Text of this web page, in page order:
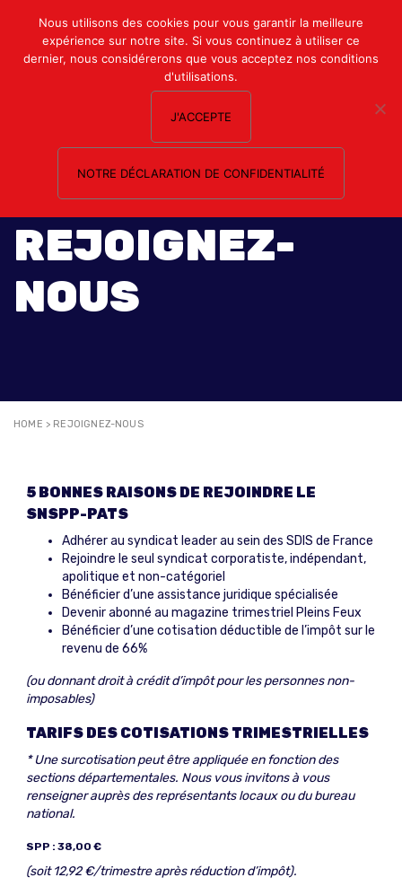
Mon compte
Nous contacter
REJOIGNEZ-
NOUS
HOME > REJOIGNEZ-NOUS
5 BONNES RAISONS DE REJOINDRE LE
SNSPP-PATS
Adhérer au syndicat leader au sein des SDIS de France
Rejoindre le seul syndicat corporatiste, indépendant,
apolitique et non-catégoriel
Bénéficier d’une assistance juridique spécialisée
Devenir abonné au magazine trimestriel Pleins Feux
Bénéficier d’une cotisation déductible de l’impôt sur le
revenu de 66%
(ou donnant droit à crédit d’impôt pour les personnes non-
imposables)
TARIFS DES COTISATIONS TRIMESTRIELLES
* Une surcotisation peut être appliquée en fonction des
sections départementales. Nous vous invitons à vous
renseigner auprès des représentants locaux ou du bureau
national.
SPP : 38,00 €
(soit 12,92 €/trimestre après réduction d’impôt).
Nous utilisons des cookies pour vous garantir la meilleure
expérience sur notre site. Si vous continuez à utiliser ce
dernier, nous considérerons que vous acceptez nos conditions
d'utilisations.
J'ACCEPTE
NOTRE DÉCLARATION DE CONFIDENTIALITÉ